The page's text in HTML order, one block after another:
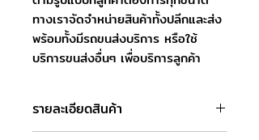
ทางเราจัดจำหน่ายสินค้าทั้งปลีกและส่ง
พร้อมทั้งมีรถขนส่งบริการ หรือใช้
บริการขนส่งอื่นๆ เพื่อบริการลูกค้า
รายละเอียดสินค้า